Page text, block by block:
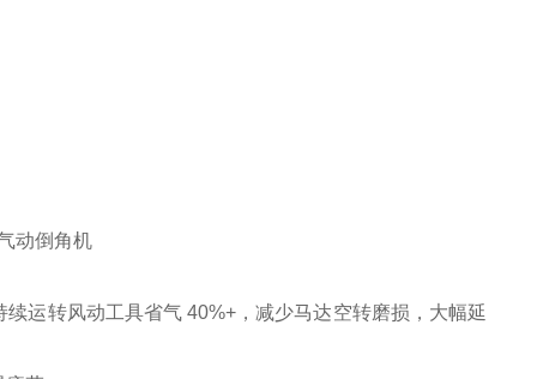
运转风动工具省气 40%+，减少马达空转磨损，大幅延